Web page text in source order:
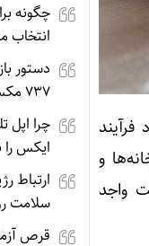
و
واجد
چگونه
انتخاب
دستور
۷۳۷ مکس صادر شد
چرا اپل
ایکس را
ارتباط
سلامت